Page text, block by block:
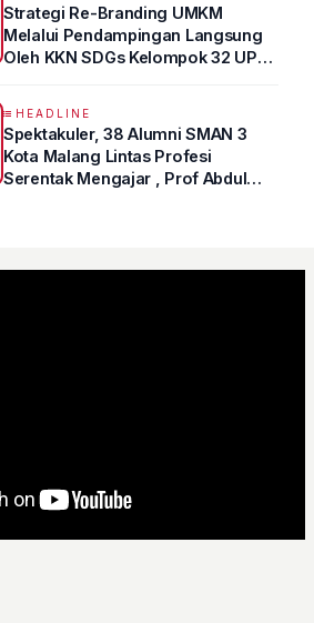
Strategi Re-Branding UMKM
Melalui Pendampingan Langsung
Oleh KKN SDGs Kelompok 32 UPN
HEADLINE
Spektakuler, 38 Alumni SMAN 3
Kota Malang Lintas Profesi
Serentak Mengajar , Prof Abdul